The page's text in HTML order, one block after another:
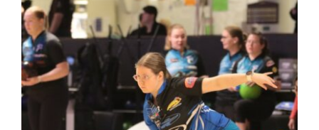
Katso
kuvaa
isompana